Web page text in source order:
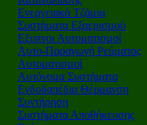
Ενεργειακά Τζάμια
Συστήματα Εξαερισμού
Εξυπνοι Αυτοματισμοί
Αυτο-Παραγωγή Ρεύματος
Αυτοματισμοί
Αυτόνομα Συστήματα
Ενδοδαπέδια Θέρμανση
Συντήρηση
Συστήματα Αποθήκευσης